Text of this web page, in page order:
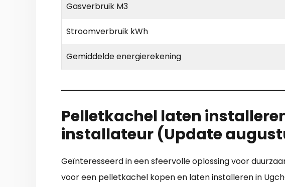
Gasverbruik M3
Stroomverbruik kWh
Gemiddelde energierekening
Pelletkachel laten
installateur (Update
Geïnteresseerd in een sfeervolle oplossing voor
voor een pelletkachel kopen en laten installeren in